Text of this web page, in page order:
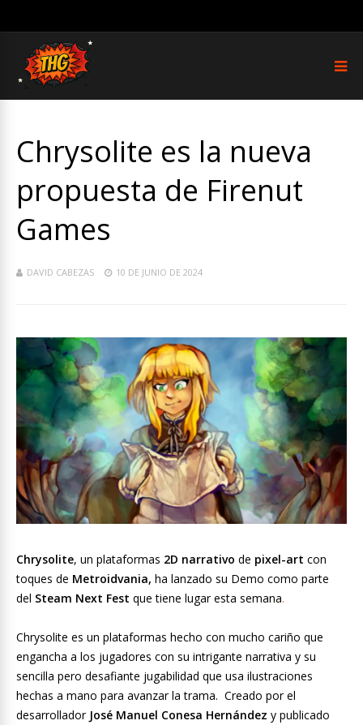
Chrysolite es la nueva
propuesta de Firenut
Games
DAVID CABEZAS 10 DE JUNIO DE 2024
Chrysolite, un plataformas 2D narrativo de pixel-art con
toques de Metroidvania, ha lanzado su Demo como parte
del Steam Next Fest que tiene lugar esta semana.
Chrysolite es un plataformas hecho con mucho cariño que
engancha a los jugadores con su intrigante narrativa y su
sencilla pero desafiante jugabilidad que usa ilustraciones
hechas a mano para avanzar la trama. Creado por el
desarrollador José Manuel Conesa Hernández y publicado